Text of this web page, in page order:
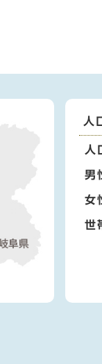
人
人
男
女
世